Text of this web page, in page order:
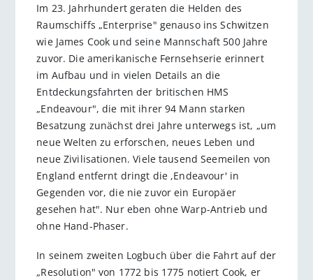
Im 23. Jahrhundert geraten die Helden des
Raumschiffs „Enterprise" genauso ins Schwitzen
wie James Cook und seine Mannschaft 500 Jahre
zuvor. Die amerikanische Fernsehserie erinnert
im Aufbau und in vielen Details an die
Entdeckungsfahrten der britischen HMS
„Endeavour", die mit ihrer 94 Mann starken
Besatzung zunächst drei Jahre unterwegs ist, „um
neue Welten zu erforschen, neues Leben und
neue Zivilisationen. Viele tausend Seemeilen von
England entfernt dringt die ,Endeavour' in
Gegenden vor, die nie zuvor ein Europäer
gesehen hat". Nur eben ohne Warp-Antrieb und
ohne Hand-Phaser.
In seinem zweiten Logbuch über die Fahrt auf der
„Resolution" von 1772 bis 1775 notiert Cook, er